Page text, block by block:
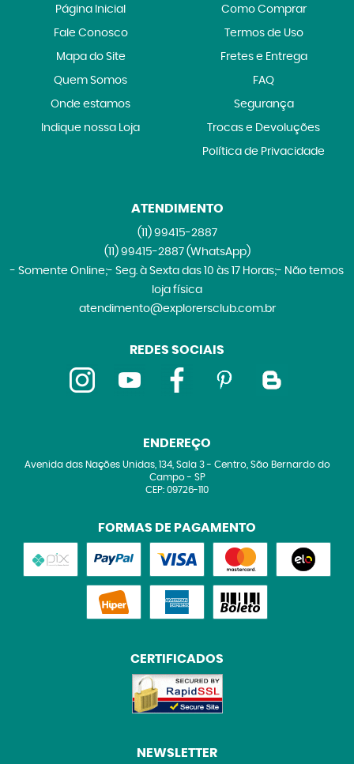
Página Inicial
Fale Conosco
Mapa do Site
Quem Somos
Onde estamos
Indique nossa Loja
Como Comprar
Termos de Uso
Fretes e Entrega
FAQ
Segurança
Trocas e Devoluções
Política de Privacidade
ATENDIMENTO
(11)99415-2887
(11)99415-2887 (WhatsApp)
- Somente Online;- Seg. à Sexta das 10 às 17 Horas;- Não temos
loja física
atendimento@explorersclub.com.br
REDES SOCIAIS
ENDEREÇO
Avenida das Nações Unidas, 134, Sala 3- Centro, São Bernardo do
Campo- SP
CEP: 09726-110
FORMAS DE PAGAMENTO
CERTIFICADOS
NEWSLETTER